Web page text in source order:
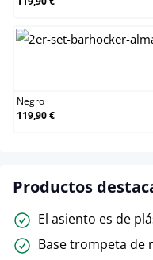
Negro
119,90 €
Productos
El asiento es de
Base trompeta de